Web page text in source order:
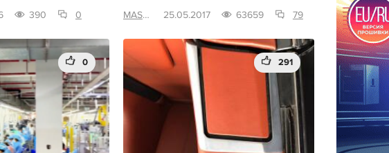
390 0
0
MAS-terskaya 25.05.2017 63659 79
291